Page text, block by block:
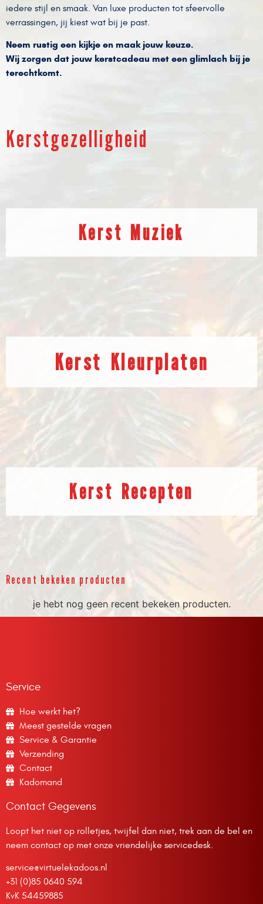
iedere stijl en smaak. Van luxe producten tot sfeervolle
verrassingen, jij kiest wat bij je past.
Neem rustig een kijkje en maak jouw keuze.
Wij zorgen dat jouw kerstcadeau met een glimlach bij je
terechtkomt.
Kerstgezelligheid
Kerst Muziek
Kerst Kleurplaten
Kerst Recepten
Recent bekeken producten
je hebt nog geen recent bekeken producten.
Service
Hoe werkt het?
Meest gestelde vragen
Service & Garantie
Verzending
Contact
Kadomand
Contact Gegevens
Loopt het niet op rolletjes, twijfel dan niet, trek aan de bel en
neem contact op met onze vriendelijke servicedesk.
service@virtuelekadoos.nl
+31 (0)85 0640 594
KvK 54459885